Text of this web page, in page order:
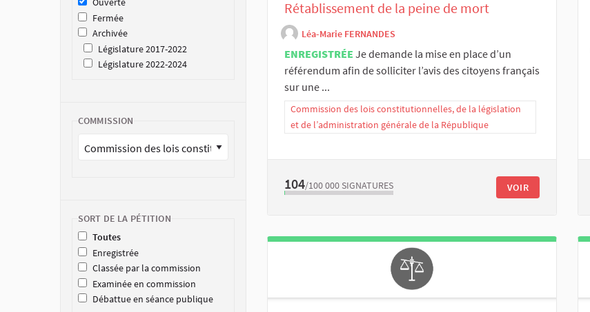
Fermée
Archivée
Législature 2017-2022
Législature 2022-2024
COMMISSION
SORT DE LA PÉTITION
Toutes
Enregistrée
Classée par la commission
Examinée en commission
Débattue en séance publique
Rétablissement de la peine de mort
Léa-Marie FERNANDES
ENREGISTRÉE Je demande la mise en place d’un
référendum afin de solliciter l’avis des citoyens français
sur une ...
Commission des lois constitutionnelles, de la législation
et de l’administration générale de la République
104/100 000 SIGNATURES VOIR